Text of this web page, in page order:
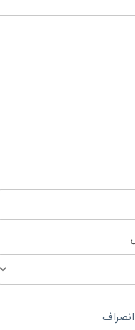
انصراف